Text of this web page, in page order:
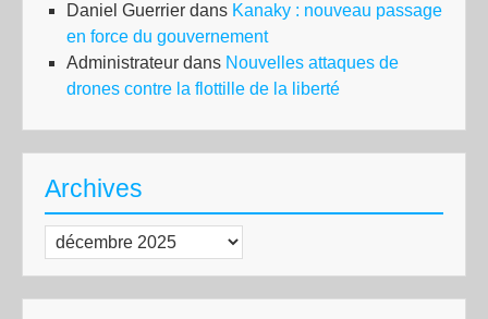
Daniel Guerrier dans Kanaky : nouveau passage
en force du gouvernement
Administrateur dans Nouvelles attaques de
drones contre la flottille de la liberté
Archives
Archives